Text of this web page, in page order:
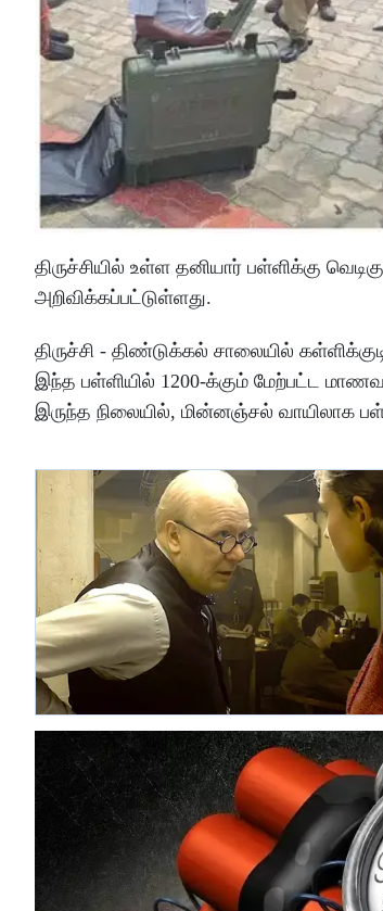
திருச்சியில் உள்ள தனியார் பள்ளிக்கு
அறிவிக்கப்பட்டுள்ளது.
திருச்சி - திண்டுக்கல் சாலையில்
இந்த பள்ளியில் 1200-க்கும் மேற்பட்ட
இருந்த நிலையில், மின்னஞ்சல் வாயிலாக